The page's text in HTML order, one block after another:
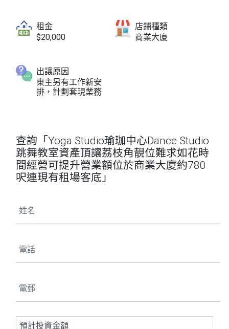
租金
$20,000
店鋪種類
商業大廈
出讓原因
東主另有工作新安
排，計劃套現業務
查詢「Yoga Studio瑜珈中心Dance Studio
跳舞教室資產頂讓荔枝角靚位難求如花時
間經營可提升營業額位於商業大廈約780
呎連現有租場客底」